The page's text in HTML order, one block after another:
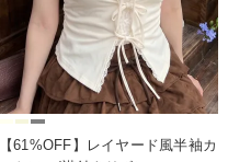
【61%OFF】レイヤード風半袖カ